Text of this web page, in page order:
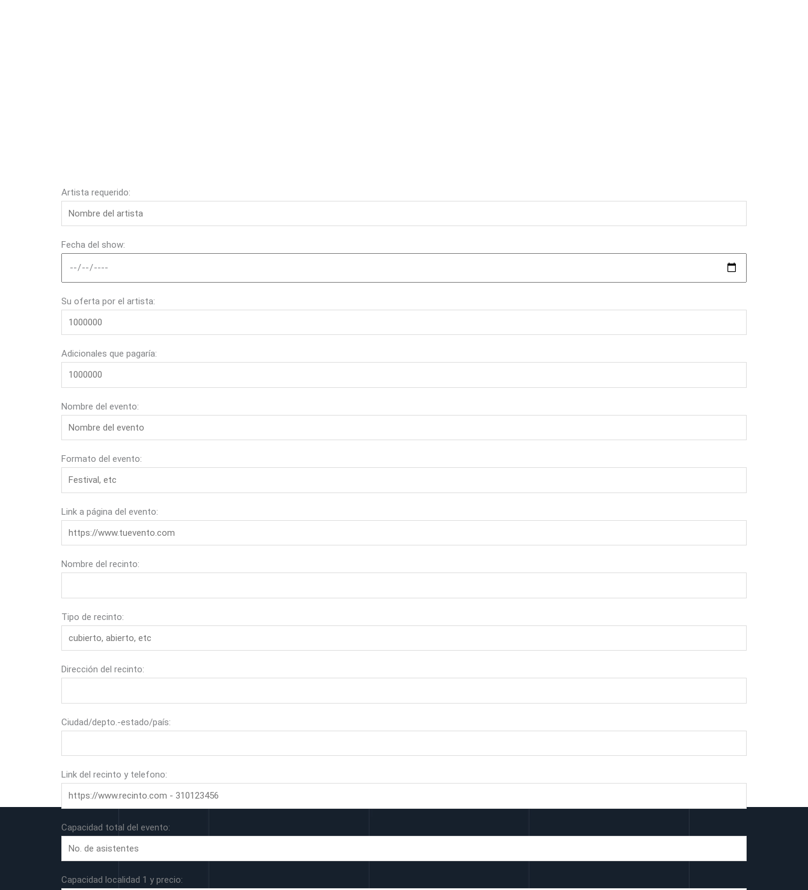
Artista requerido:
Fecha del show:
Su oferta por el artista:
Adicionales que pagaría:
Nombre del evento:
Formato del evento:
Link a página del evento:
Nombre del recinto:
Tipo de recinto:
Dirección del recinto:
Ciudad/depto.-estado/país:
Link del recinto y telefono:
Capacidad total del evento:
Capacidad localidad 1 y precio: